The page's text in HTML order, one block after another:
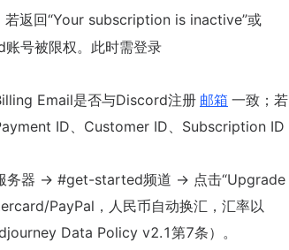
若返回“Your subscription is inactive”或
号被限权。此时需登录
Email是否与Discord注册 邮箱 一致；若
ID、Customer ID、Subscription ID
务器 → #get-started频道 → 点击“Upgrade
PayPal，人民币自动换汇，汇率以
Data Policy v2.1第7条）。